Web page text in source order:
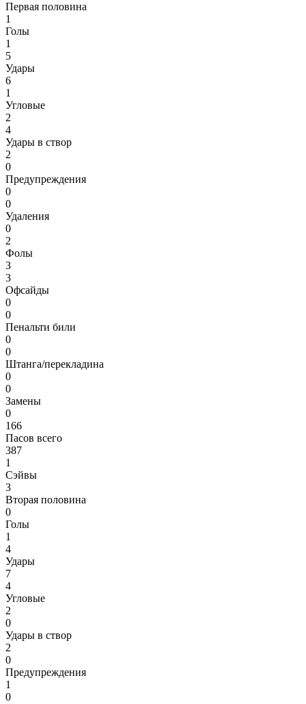
Первая половина
1
Голы
1
5
Удары
6
1
Угловые
2
4
Удары в створ
2
0
Предупреждения
0
0
Удаления
0
2
Фолы
3
3
Офсайды
0
0
Пенальти били
0
0
Штанга/перекладина
0
0
Замены
0
166
Пасов всего
387
1
Сэйвы
3
Вторая половина
0
Голы
1
4
Удары
7
4
Угловые
2
0
Удары в створ
2
0
Предупреждения
1
0